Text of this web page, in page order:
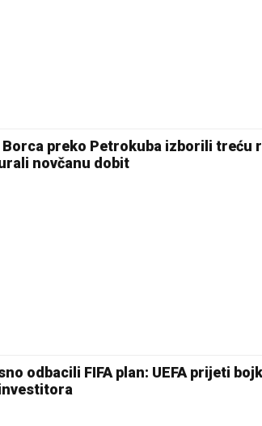
preko Petrokuba izborili treću
novčanu dobit
odbacili FIFA plan: UEFA prijeti